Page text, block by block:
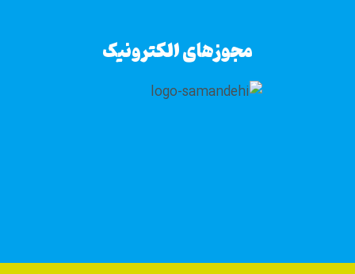
مجوزهای الکترونیک